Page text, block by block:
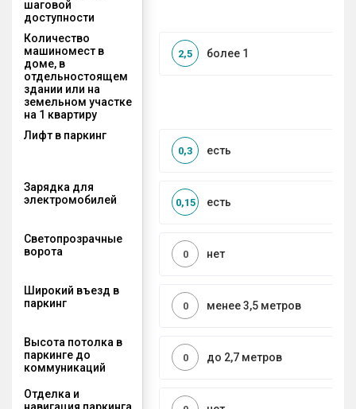
шаговой
доступности
Количество
машиномест в
доме, в
отдельностоящем
здании или на
земельном участке
на 1 квартиру
более 1
2,5
Лифт в паркинг
есть
0,3
Зарядка для
электромобилей
есть
0,15
Светопрозрачные
ворота
нет
0
Широкий въезд в
паркинг
менее 3,5 метров
0
Высота потолка в
паркинге до
коммуникаций
до 2,7 метров
0
Отделка и
навигация паркинга